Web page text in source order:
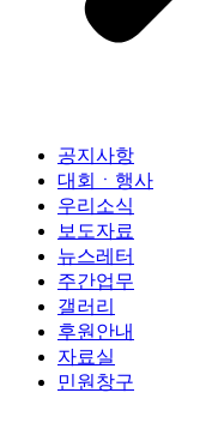
공지사항
대회ㆍ행사
우리소식
보도자료
뉴스레터
주간업무
갤러리
후원안내
자료실
민원창구